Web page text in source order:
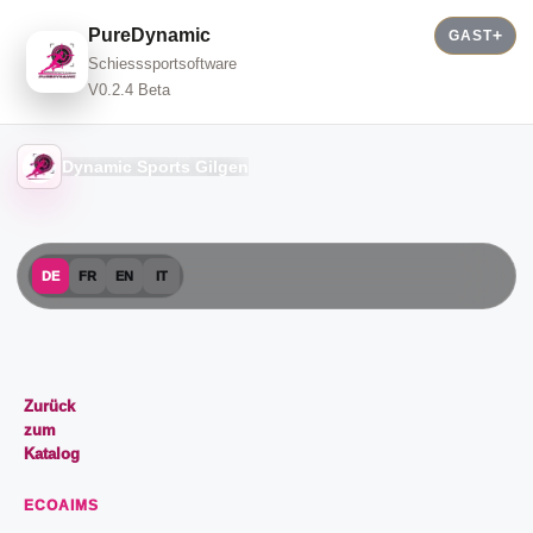
PureDynamic
Schiesssportsoftware
V0.2.4 Beta
GAST
Dynamic Sports Gilgen
DE FR EN IT
Zurück
zum
Katalog
ECOAIMS